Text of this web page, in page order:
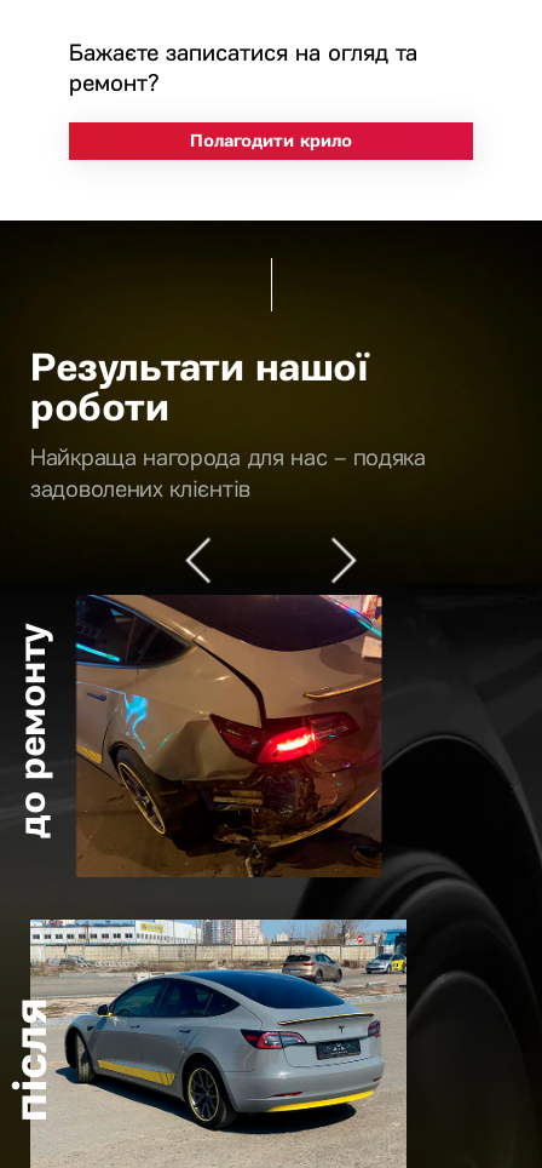
Бажаєте записатися на огляд та
ремонт?
Полагодити крило
Результати нашої
роботи
Найкраща нагорода для нас – подяка
задоволених клієнтів
до ремонту
після